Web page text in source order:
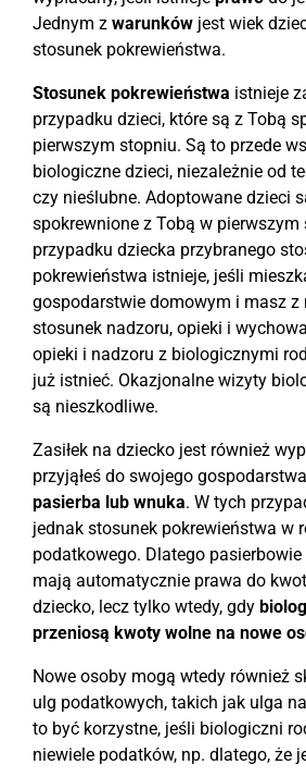
Jednym z warunków jest wiek
stosunek pokrewieństwa.
Stosunek pokrewieństwa istnieje
przypadku dzieci, które są z Tobą
pierwszym stopniu. Są to przede
biologiczne dzieci, niezależnie od
czy nieślubne. Adoptowane dzieci
spokrewnione z Tobą w pierwszym
przypadku dziecka przybranego
pokrewieństwa istnieje, jeśli
gospodarstwie domowym i masz z
stosunek nadzoru, opieki i
opieki i nadzoru z biologicznymi
już istnieć. Okazjonalne wizyty
są nieszkodliwe.
Zasiłek na dziecko jest również
przyjąłeś do swojego
pasierba lub wnuka. W tych
jednak stosunek pokrewieństwa w
podatkowego. Dlatego
mają automatycznie prawa do
dziecko, lecz tylko wtedy, gdy
przeniosą kwoty wolne na nowe
Nowe osoby mogą wtedy również
ulg podatkowych, takich jak ulga
to być korzystne, jeśli biologiczni
niewiele podatków, np. dlatego, że